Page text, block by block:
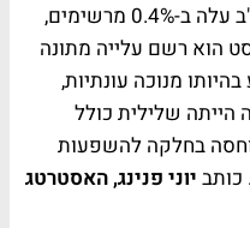
"סך המכירות הקמעונאיות בארה"ב עלה ב-0.4% מרשימים,
הוא רשם עלייה מתונה
הנתון ידוע בהיותו מנוכה עונתיות,
הייתה שלילית כולל
יוחסה בחלקה להשפעות
כותב יוני פנינג, האסטרטג